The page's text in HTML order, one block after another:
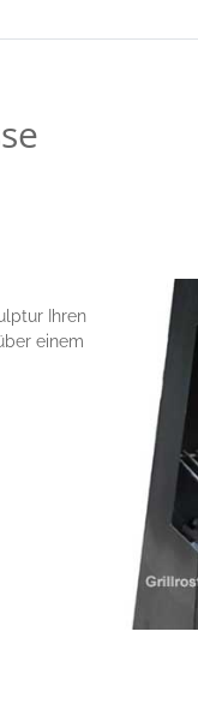
Ihren
einem